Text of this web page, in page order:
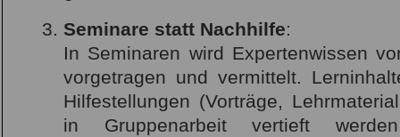
Seminare statt Nachhilfe:
In Seminaren wird Expertenwissen
vorgetragen und vermittelt.
Hilfestellungen (Vorträge,
in Gruppenarbeit vertieft